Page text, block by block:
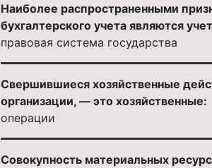
Наиболее распространенными
бухгалтерского учета являются
правовая система государства
Свершившиеся хозяйственные
организации, — это хозяйственные:
операции
Совокупность материальных